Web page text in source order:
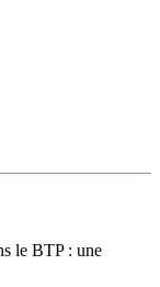
le BTP : une